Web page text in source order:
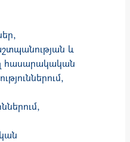
և
հասարակական